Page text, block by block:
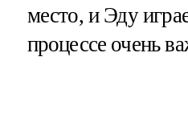
место, и Эду
процессе очень